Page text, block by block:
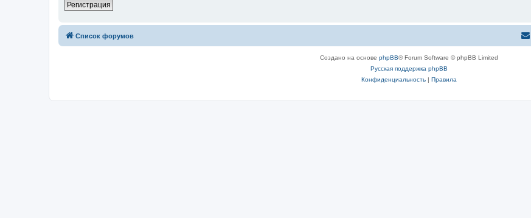
Регистрация
Список форумов
Создано на основе phpBB® Forum Software © phpBB Limited
Русская поддержка phpBB
Конфиденциальность| Правила